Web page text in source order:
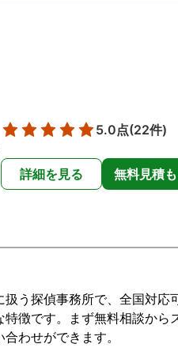
5.0点(22件)
詳細を見る 無料見積も
う探偵事務所で、全国対応
徴です。まず無料相談から
わせができます。